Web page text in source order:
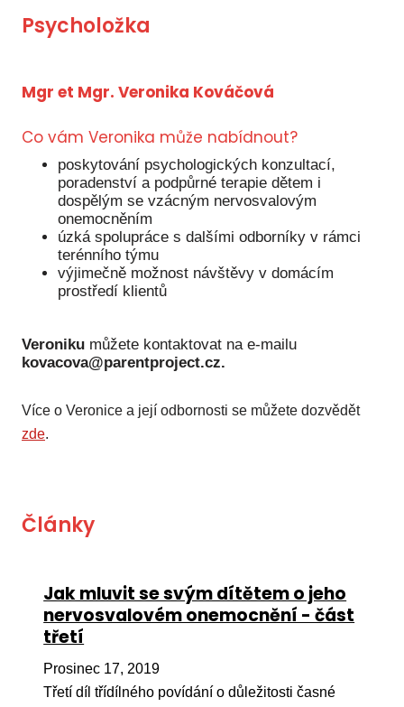
Psycholožka
Mgr et Mgr. Veronika Kováčová
Co vám Veronika může nabídnout?
poskytování psychologických konzultací,
poradenství a podpůrné terapie dětem i
dospělým se vzácným nervosvalovým
onemocněním
úzká spolupráce s dalšími odborníky v rámci
terénního týmu
výjimečně možnost návštěvy v domácím
prostředí klientů
Veroniku můžete kontaktovat na e-mailu
kovacova@parentproject.cz.
Více o Veronice a její odbornosti se můžete dozvědět
zde.
Články
Jak mluvit se svým dítětem o jeho
nervosvalovém onemocnění - část
třetí
Prosinec 17, 2019
Třetí díl třídílného povídání o důležitosti časné